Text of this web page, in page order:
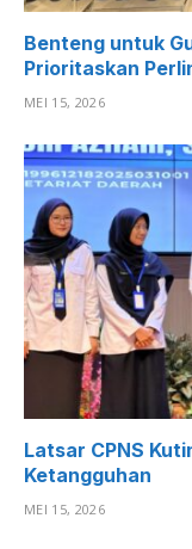
Benteng untuk
Prioritaskan
MEI 15, 2026
Latsar CPNS
Ketangguhan
MEI 15, 2026